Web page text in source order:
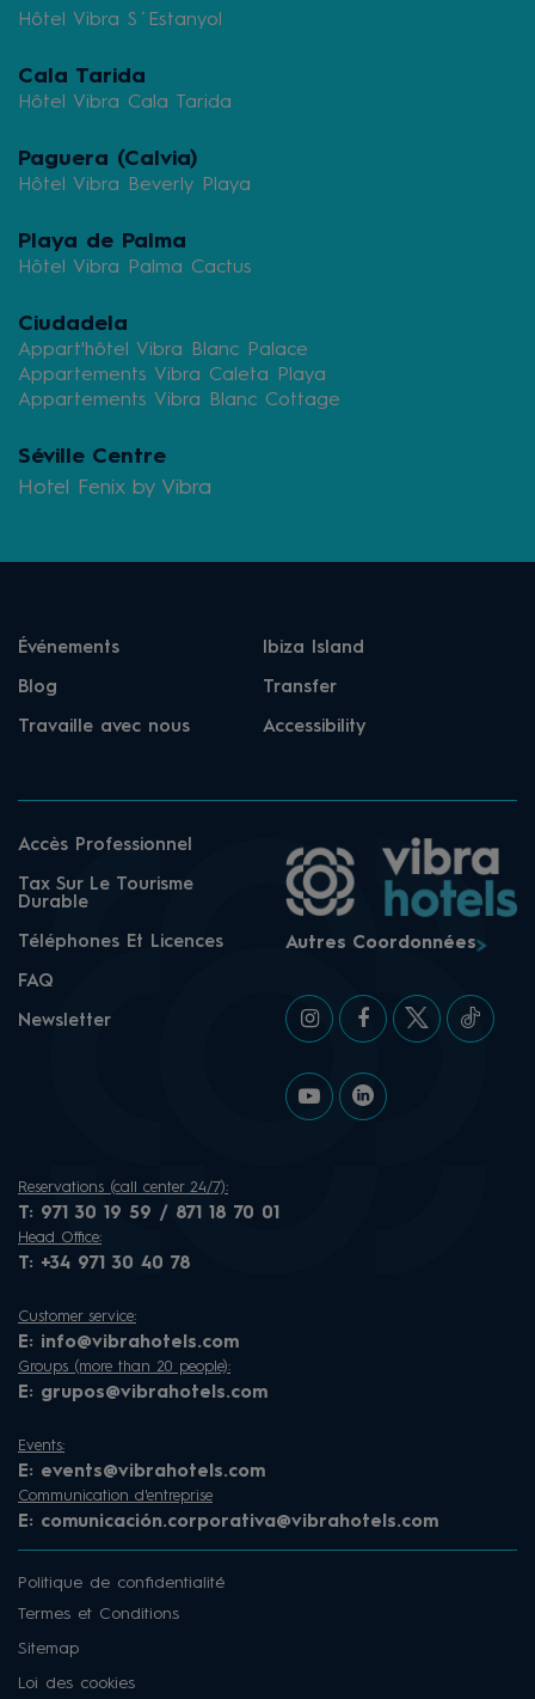
Hôtel Vibra S´Estanyol
Cala Tarida
Hôtel Vibra Cala Tarida
Paguera (Calvia)
Hôtel Vibra Beverly Playa
Playa de Palma
Hôtel Vibra Palma Cactus
Ciudadela
Appart'hôtel Vibra Blanc Palace
Appartements Vibra Caleta Playa
Appartements Vibra Blanc Cottage
Séville Centre
Hotel Fenix by Vibra
Événements Ibiza Island
Blog Transfer
Travaille avec nous Accessibility
Accès Professionnel
Tax Sur Le Tourisme
Durable
Téléphones Et Licences
FAQ
Newsletter
Autres Coordonnées
Reservations (call center 24/7):
T: 971 30 19 59 / 871 18 70 01
Head Office:
T: +34 971 30 40 78
Customer service:
E: info@vibrahotels.com
Groups (more than 20 people):
E: grupos@vibrahotels.com
Events:
E: events@vibrahotels.com
Communication d'entreprise
E: comunicación.corporativa@vibrahotels.com
Politique de confidentialité
Termes et Conditions
Sitemap
Loi des cookies